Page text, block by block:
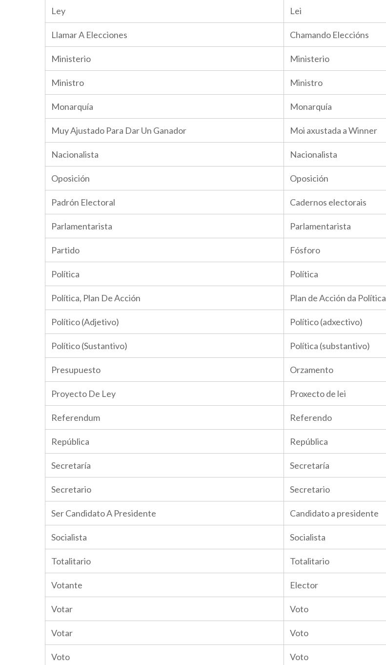
Ley Lei
Llamar A Elecciones Chamando Eleccións
Ministerio Ministerio
Ministro Ministro
Monarquía Monarquía
Muy Ajustado Para Dar Un Ganador Moi axustada a Winner
Nacionalista Nacionalista
Oposición Oposición
Padrón Electoral Cadernos electorais
Parlamentarista Parlamentarista
Partido Fósforo
Política Política
Política, Plan De Acción Plan de Acción da Política
Político (Adjetivo) Político (adxectivo)
Político (Sustantivo) Política (substantivo)
Presupuesto Orzamento
Proyecto De Ley Proxecto de lei
Referendum Referendo
República República
Secretaría Secretaría
Secretario Secretario
Ser Candidato A Presidente Candidato a presidente
Socialista Socialista
Totalitario Totalitario
Votante Elector
Votar Voto
Votar Voto
Voto Voto